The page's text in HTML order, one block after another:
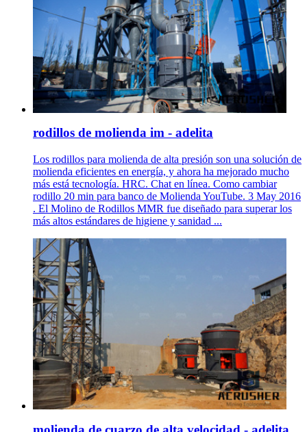
rodillos de molienda im - adelita
Los rodillos para molienda de alta presión son una solución de
molienda eficientes en energía, y ahora ha mejorado mucho
más está tecnología. HRC. Chat en línea. Como cambiar
rodillo 20 min para banco de Molienda YouTube. 3 May 2016
. El Molino de Rodillos MMR fue diseñado para superar los
más altos estándares de higiene y sanidad ...